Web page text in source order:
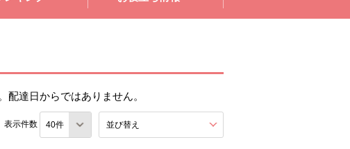
達日からではありません。
表示件数 並び替え